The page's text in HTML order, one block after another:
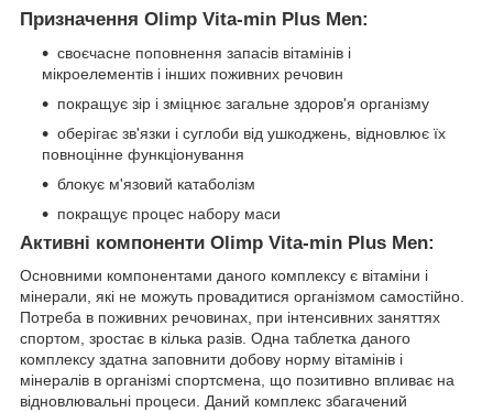
Призначення Olimp Vita-min Plus Men:
своєчасне поповнення запасів вітамінів і
мікроелементів і інших поживних речовин
покращує зір і зміцнює загальне здоров'я організму
оберігає зв'язки і суглоби від ушкоджень, відновлює їх
повноцінне функціонування
блокує м'язовий катаболізм
покращує процес набору маси
Активні компоненти Olimp Vita-min Plus Men:
Основними компонентами даного комплексу є вітаміни і
мінерали, які не можуть провадитися організмом самостійно.
Потреба в поживних речовинах, при інтенсивних заняттях
спортом, зростає в кілька разів. Одна таблетка даного
комплексу здатна заповнити добову норму вітамінів і
мінералів в організмі спортсмена, що позитивно впливає на
відновлювальні процеси. Даний комплекс збагачений